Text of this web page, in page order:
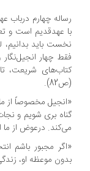
چهارم درباب
عهدقدیم است و تعابیری
باید بدانیم، لزوم
چهار انجیل­‌نگار
شریعت، تاریخ،
مخصوصاً از ما
بری شویم و نجات
درعوض از ما ایمان
مجبور باشم انتخاب
موعظه او، زندگی بدون